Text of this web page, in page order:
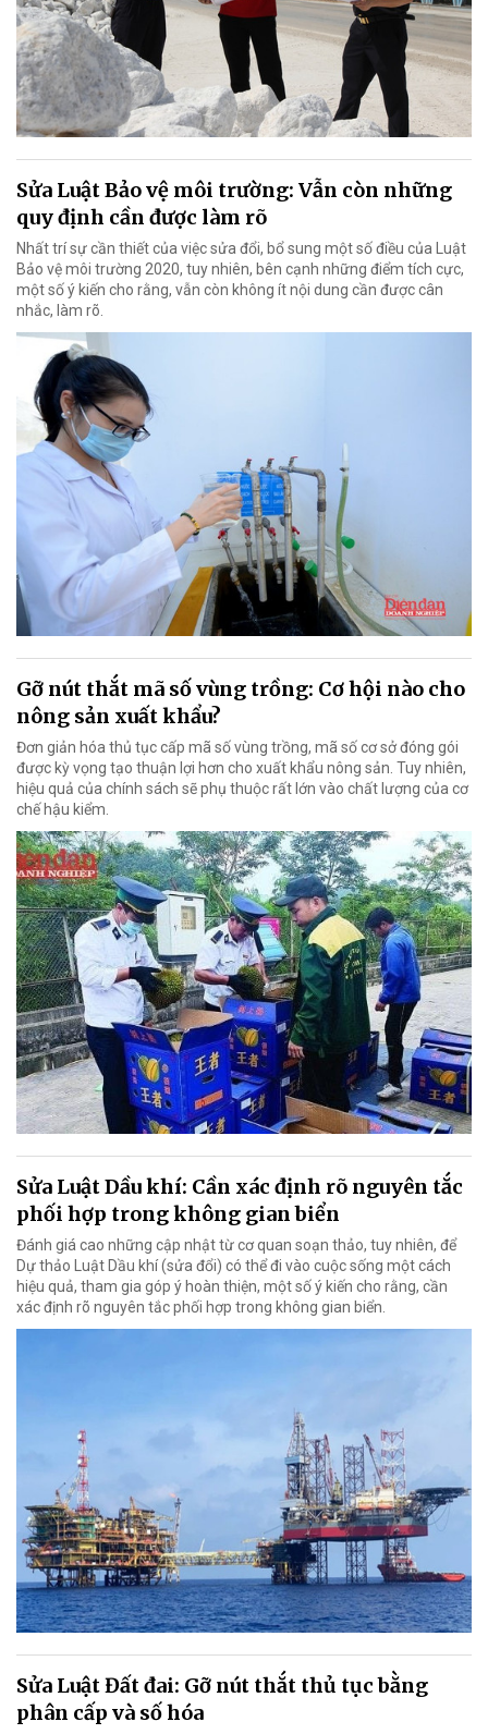
Sửa Luật Bảo vệ môi trường: Vẫn còn những
quy định cần được làm rõ
Nhất trí sự cần thiết của việc sửa đổi, bổ sung một số điều của Luật
Bảo vệ môi trường 2020, tuy nhiên, bên cạnh những điểm tích cực,
một số ý kiến cho rằng, vẫn còn không ít nội dung cần được cân
nhắc, làm rõ.
Gỡ nút thắt mã số vùng trồng: Cơ hội nào cho
nông sản xuất khẩu?
Đơn giản hóa thủ tục cấp mã số vùng trồng, mã số cơ sở đóng gói
được kỳ vọng tạo thuận lợi hơn cho xuất khẩu nông sản. Tuy nhiên,
hiệu quả của chính sách sẽ phụ thuộc rất lớn vào chất lượng của cơ
chế hậu kiểm.
Sửa Luật Dầu khí: Cần xác định rõ nguyên tắc
phối hợp trong không gian biển
Đánh giá cao những cập nhật từ cơ quan soạn thảo, tuy nhiên, để
Dự thảo Luật Dầu khí (sửa đổi) có thể đi vào cuộc sống một cách
hiệu quả, tham gia góp ý hoàn thiện, một số ý kiến cho rằng, cần
xác định rõ nguyên tắc phối hợp trong không gian biển.
Sửa Luật Đất đai: Gỡ nút thắt thủ tục bằng
phân cấp và số hóa